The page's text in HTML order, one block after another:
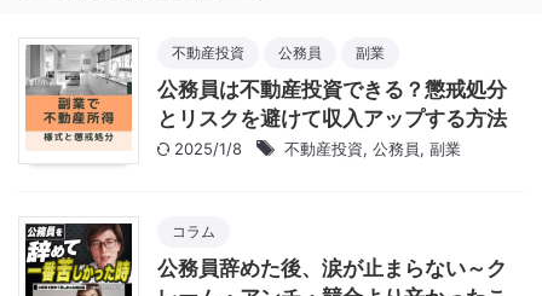
不動産投資 公務員 副業
公務員は不動産投資できる？懲戒処分
とリスクを避けて収入アップする方法
2025/1/8 不動産投資, 公務員, 副業
コラム
公務員辞めた後、涙が止まらない～ク